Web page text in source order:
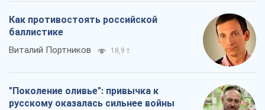
Как противостоять российской
баллистике
Виталий Портников 18,9 т.
"Поколение оливье": привычка к
русскому оказалась сильнее войны